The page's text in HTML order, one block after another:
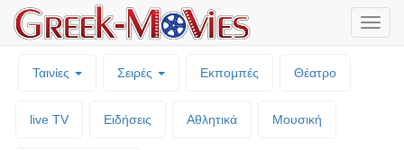
Ταινίες Σειρές Εκπομπές Θέατρο
live TV Ειδήσεις Αθλητικά Μουσική